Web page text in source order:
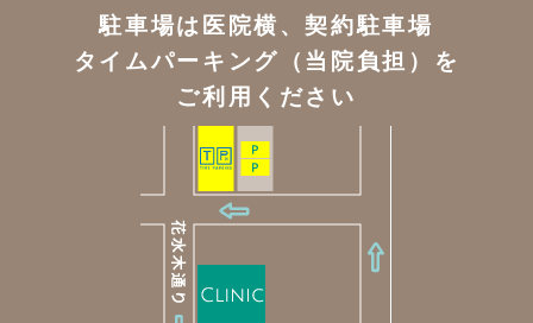
駐車場は医院横、契約駐車場
タイムパーキング（当院負担）を
ご利用ください